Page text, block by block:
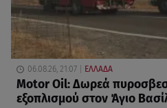
06.08.26, 21:07 ΕΛΛΑΔΑ
Motor Oil: Δωρεά
εξοπλισμού στον Άγιο